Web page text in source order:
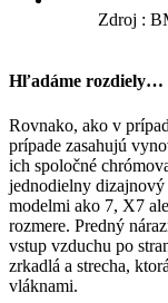
Zdroj :
Hľadáme rozdiely…
Rovnako, ako v
prípade zasahujú
ich spoločné
jednodielny
modelmi ako 7, X7
rozmere. Predný
vstup vzduchu po
zrkadlá a strecha,
vláknami.